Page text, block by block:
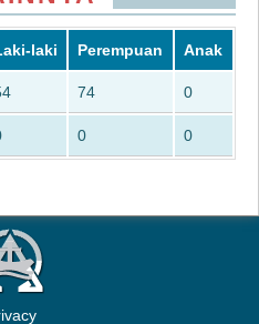
laki Perempuan Anak
74 0
0 0